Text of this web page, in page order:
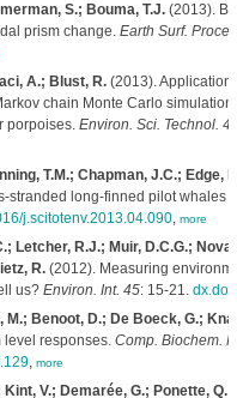
S.; Bouma, T.J.(2013).
prism change. Earth Surf.
A.; Blust, R.(2013). Application
chain Monte Carlo
porpoises. Environ. Sci. Technol.
T.M.; Chapman, J.C.; Edge,
long-finned pilot whales (
j.scitotenv.2013.04.090, more
Letcher, R.J.; Muir, D.C.G.;
R.(2012). Measuring
us? Environ. Int. 45: 15-21.
Benoot, D.; De Boeck, G.;
level responses. Comp. Biochem.
, more
V.; Demarée, G.; Ponette, Q.